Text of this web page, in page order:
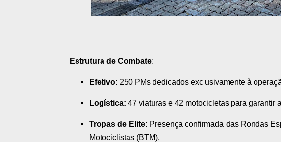
Estrutura de Combate:
Efetivo: 250 PMs dedicados exclusivamente à
Logística: 47 viaturas e 42 motocicletas para garantir
Tropas de Elite: Presença confirmada das Rondas
Motociclistas (BTM).